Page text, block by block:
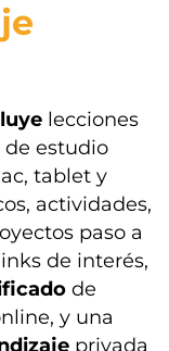
lecciones
estudio
tablet y
actividades,
paso a
de interés,
de
y una
privada